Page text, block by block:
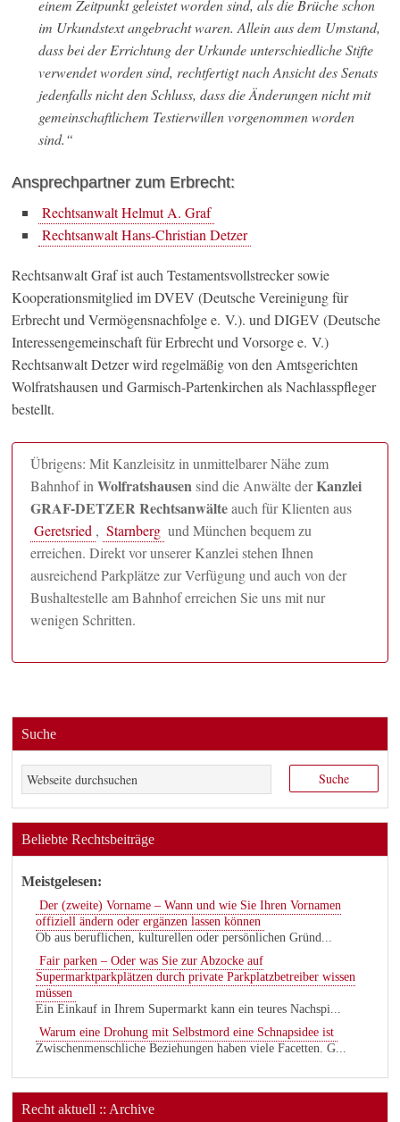
einem Zeitpunkt geleistet worden sind, als die Brüche schon
im Urkundstext angebracht waren. Allein aus dem Umstand,
dass bei der Errichtung der Urkunde unterschiedliche Stifte
verwendet worden sind, rechtfertigt nach Ansicht des Senats
jedenfalls nicht den Schluss, dass die Änderungen nicht mit
gemeinschaftlichem Testierwillen vorgenommen worden
sind.“
Ansprechpartner zum Erbrecht:
Rechtsanwalt Helmut A. Graf
Rechtsanwalt Hans-Christian Detzer
Rechtsanwalt Graf ist auch Testamentsvollstrecker sowie
Kooperationsmitglied im DVEV (Deutsche Vereinigung für
Erbrecht und Vermögensnachfolge e. V.). und DIGEV (Deutsche
Interessengemeinschaft für Erbrecht und Vorsorge e. V.)
Rechtsanwalt Detzer wird regelmäßig von den Amtsgerichten
Wolfratshausen und Garmisch-Partenkirchen als Nachlasspfleger
bestellt.
Übrigens: Mit Kanzleisitz in unmittelbarer Nähe zum
Bahnhof inWolfratshausensind die Anwälte derKanzlei
GRAF-DETZER Rechtsanwälteauch für Klienten aus
Geretsried , Starnberg und München bequem zu
erreichen. Direkt vor unserer Kanzlei stehen Ihnen
ausreichend Parkplätze zur Verfügung und auch von der
Bushaltestelle am Bahnhof erreichen Sie uns mit nur
wenigen Schritten.
Suche
Beliebte Rechtsbeiträge
Meistgelesen:
Der (zweite) Vorname – Wann und wie Sie Ihren Vornamen
offiziell ändern oder ergänzen lassen können
Ob aus beruflichen, kulturellen oder persönlichen Gründ...
Fair parken – Oder was Sie zur Abzocke auf
Supermarktparkplätzen durch private Parkplatzbetreiber wissen
müssen
Ein Einkauf in Ihrem Supermarkt kann ein teures Nachspi...
Warum eine Drohung mit Selbstmord eine Schnapsidee ist
Zwischenmenschliche Beziehungen haben viele Facetten. G...
Recht aktuell :: Archive